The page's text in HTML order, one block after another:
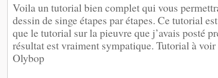
Voila un tutorial bien complet qui vous
dessin de singe étapes par étapes. Ce tutorial
que le tutorial sur la pieuvre que j’avais posté
résultat est vraiment sympatique. Tutorial à
Olybop